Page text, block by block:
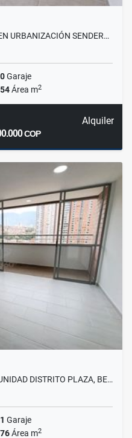
URBANIZACIÓN SENDER…
0Garaje
54Área m2
Alquiler
COP
DISTRITO PLAZA, BE…
1 Garaje
76Área m2